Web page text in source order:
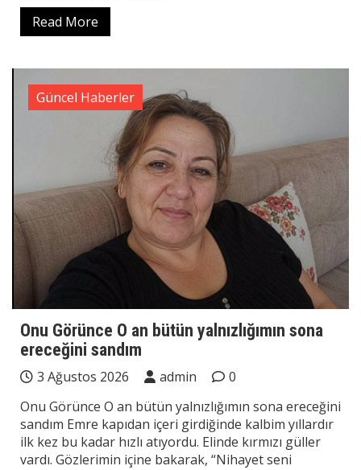
Read More
Güncel Haberler
Onu Görünce O an bütün yalnızlığımın sona
ereceğini sandım
3 Ağustos 2026 admin
0
Onu Görünce O an bütün yalnızlığımın sona ereceğini
sandım Emre kapıdan içeri girdiğinde kalbim yıllardır
ilk kez bu kadar hızlı atıyordu. Elinde kırmızı güller
vardı. Gözlerimin içine bakarak, “Nihayet seni